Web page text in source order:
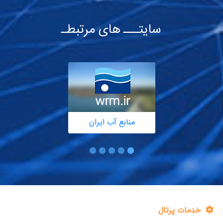
سایتـــ های مرتبطـ
منابع آب ایران
خدمات پرتال